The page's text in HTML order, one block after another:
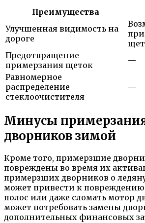
Преимущества
Улучшенная видимость на
дороге
Предотвращение
примерзания щеток
—
Равномерное
распределение
стеклоочистителя
—
Минусы
дворников зимой
Кроме того, примерзшие
повреждены во время их
примерзших дворников о
может привести к
полос или даже сломать мотор
может потребовать замены
дополнительных финансовых